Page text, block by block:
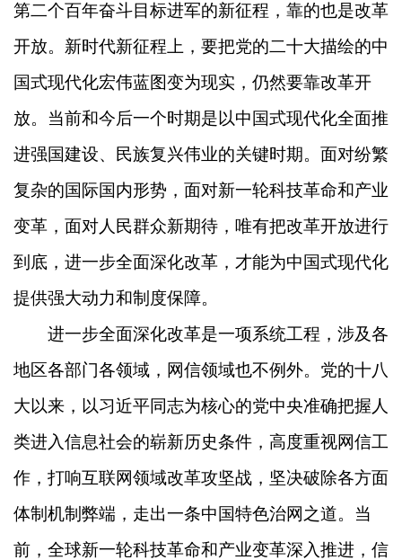
第二个百年奋斗目标进军的新征程，靠的也是改革
开放。新时代新征程上，要把党的二十大描绘的中
国式现代化宏伟蓝图变为现实，仍然要靠改革开
放。当前和今后一个时期是以中国式现代化全面推
进强国建设、民族复兴伟业的关键时期。面对纷繁
复杂的国际国内形势，面对新一轮科技革命和产业
变革，面对人民群众新期待，唯有把改革开放进行
到底，进一步全面深化改革，才能为中国式现代化
提供强大动力和制度保障。
进一步全面深化改革是一项系统工程，涉及各
地区各部门各领域，网信领域也不例外。党的十八
大以来，以习近平同志为核心的党中央准确把握人
类进入信息社会的崭新历史条件，高度重视网信工
作，打响互联网领域改革攻坚战，坚决破除各方面
体制机制弊端，走出一条中国特色治网之道。当
前，全球新一轮科技革命和产业变革深入推进，信